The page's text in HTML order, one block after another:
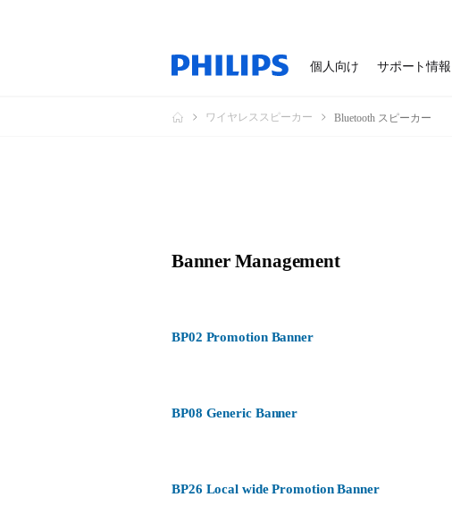
個人向け サポート情報
ワイヤレススピーカー Bluetooth スピーカー
Banner Management
BP02 Promotion Banner
BP08 Generic Banner
BP26 Local wide Promotion Banner